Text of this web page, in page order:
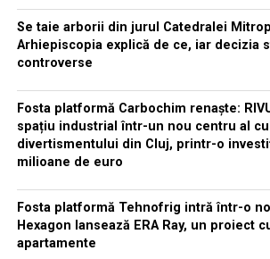
Se taie arborii din jurul Catedralei
Arhiepiscopia explică de ce, iar decizia
controverse
Fosta platformă Carbochim renaște:
spațiu industrial într-un nou centru al
divertismentului din Cluj, printr-o
milioane de euro
Fosta platformă Tehnofrig intră într-o
Hexagon lansează ERA Ray, un proiect
apartamente